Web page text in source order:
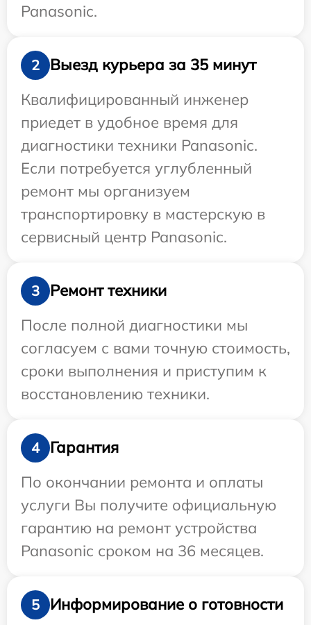
Panasonic.
2
Выезд курьера за 35 минут
Квалифицированный инженер
приедет в удобное время для
диагностики техники Panasonic.
Если потребуется углубленный
ремонт мы организуем
транспортировку в мастерскую в
сервисный центр Panasonic.
3
Ремонт техники
После полной диагностики мы
согласуем с вами точную стоимость,
сроки выполнения и приступим к
восстановлению техники.
4
Гарантия
По окончании ремонта и оплаты
услуги Вы получите официальную
гарантию на ремонт устройства
Panasonic сроком на 36 месяцев.
5 Информирование о готовности